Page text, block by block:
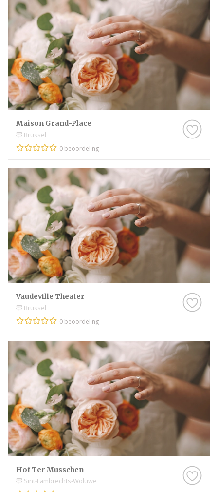
Maison Grand-Place
Brussel
0 beoordeling
Vaudeville Theater
Brussel
0 beoordeling
Hof Ter Musschen
Sint-Lambrechts-Woluwe